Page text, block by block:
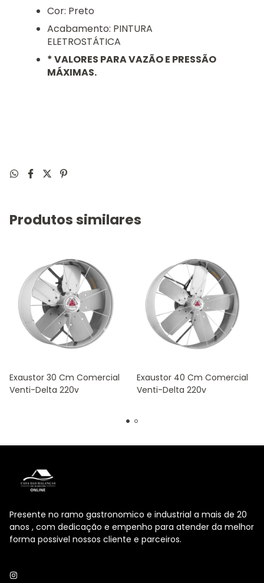
Cor: Preto
Acabamento: PINTURA
ELETROSTÁTICA
* VALORES PARA VAZÃO E PRESSÃO
MÁXIMAS.
Produtos similares
Exaustor 30 Cm Comercial
Venti-Delta 220v
Exaustor 40 Cm Comercial
Venti-Delta 220v
Presente no ramo gastronomico e industrial a mais de 20
anos , com dedicação e empenho para atender da melhor
forma possivel nossos cliente e parceiros.